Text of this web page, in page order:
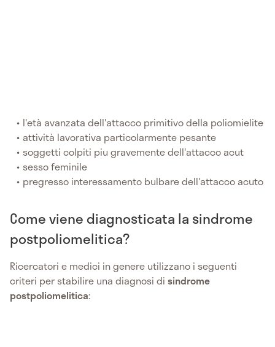
l'età avanzata dell'attacco primitivo della poliomielite
attività lavorativa particolarmente pesante
soggetti colpiti piu gravemente dell'attacco acut
sesso feminile
pregresso interessamento bulbare dell'attacco acuto
Come viene diagnosticata la sindrome
postpoliomelitica?
Ricercatori e medici in genere utilizzano i seguenti
criteri per stabilire una diagnosi di sindrome
postpoliomelitica: